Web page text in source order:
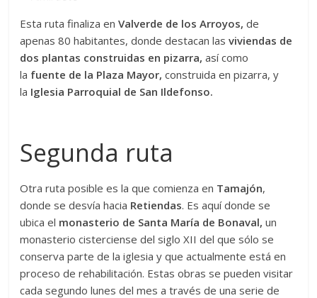
Esta ruta finaliza enValverde de los Arroyos, de
apenas 80 habitantes, donde destacan lasviviendas de
dos plantas construidas en pizarra, así como
la fuente de la Plaza Mayor, construida en pizarra, y
la Iglesia Parroquial de San Ildefonso.
Segunda ruta
Otra ruta posible es la que comienza en Tamajón,
donde se desvía hacia Retiendas. Es aquí donde se
ubica el monasterio de Santa María de Bonaval, un
monasterio cisterciense del siglo XII del que sólo se
conserva parte de la iglesia y que actualmente está en
proceso de rehabilitación. Estas obras se pueden visitar
cada segundo lunes del mes a través de una serie de